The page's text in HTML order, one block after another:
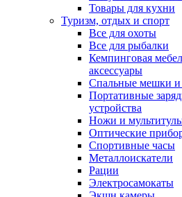
Товары для кухни
Туризм, отдых и спорт
Все для охоты
Все для рыбалки
Кемпинговая
аксессуары
Спальные мешки и
Портативные
устройства
Ножи и
Оптические
Спортивные часы
Металлоискатели
Рации
Электросамокаты